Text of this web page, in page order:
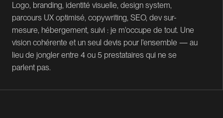
Logo, branding, identité visuelle, design system,
parcours UX optimisé, copywriting, SEO, dev sur-
mesure, hébergement, suivi : je m'occupe de tout. Une
vision cohérente et un seul devis pour l'ensemble — au
lieu de jongler entre 4 ou 5 prestataires qui ne se
parlent pas.